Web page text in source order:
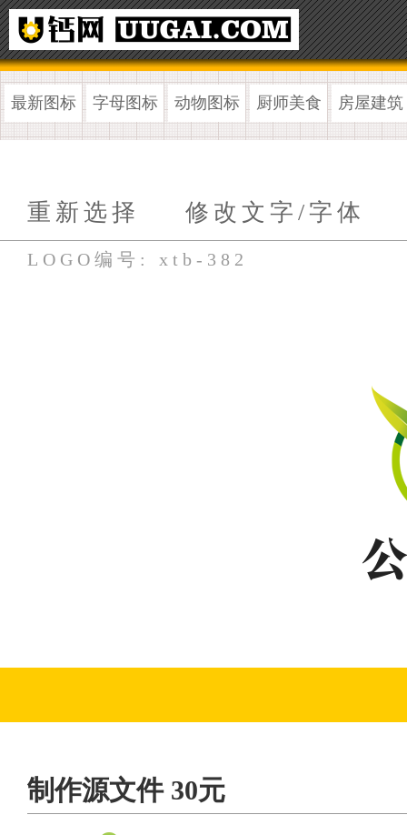
最新图标 字母图标 动物图标 厨师美食 房屋建筑
重新选择 修改文字/字体
LOGO编号: xtb-382
制作源文件 30元